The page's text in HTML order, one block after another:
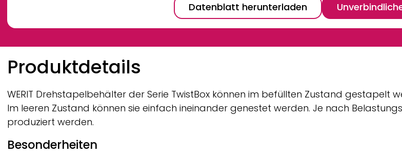
Datenblatt herunterladen
Breadcrumb
Produktdetails
WERIT Drehstapelbehälter der Serie TwistBox können im befüllten Zustand gestapelt
Im leeren Zustand können sie einfach ineinander genestet werden. Je nach
produziert werden.
Besonderheiten